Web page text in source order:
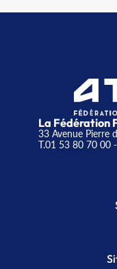
La Fédération
33 Avenue Pierre
T.01 53 80 70 00-